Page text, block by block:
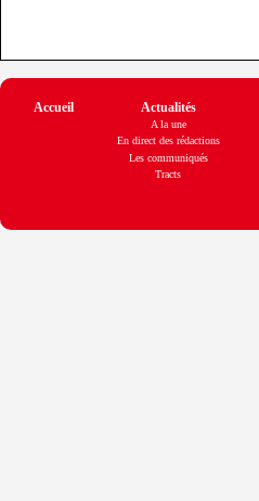
Accueil Actualités
A la une
En direct des rédactions
Les communiqués
Tracts